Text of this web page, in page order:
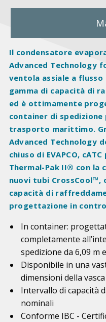
Il condensatore
Advanced Technology
ventola assiale a
gamma di capacità di
ed è ottimamente
container di
trasporto marittimo.
Advanced Technology
chiuso di EVAPCO,
Thermal-Pak II® con la
nuovi tubi
capacità di
progettazione in
In container:
completamente
spedizione da 6,09 m
Disponibile in una
dimensioni della
Intervallo di capacità
nominali
Conforme IBC -